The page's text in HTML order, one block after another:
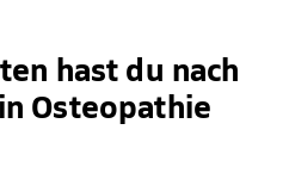
hast du nach
Osteopathie